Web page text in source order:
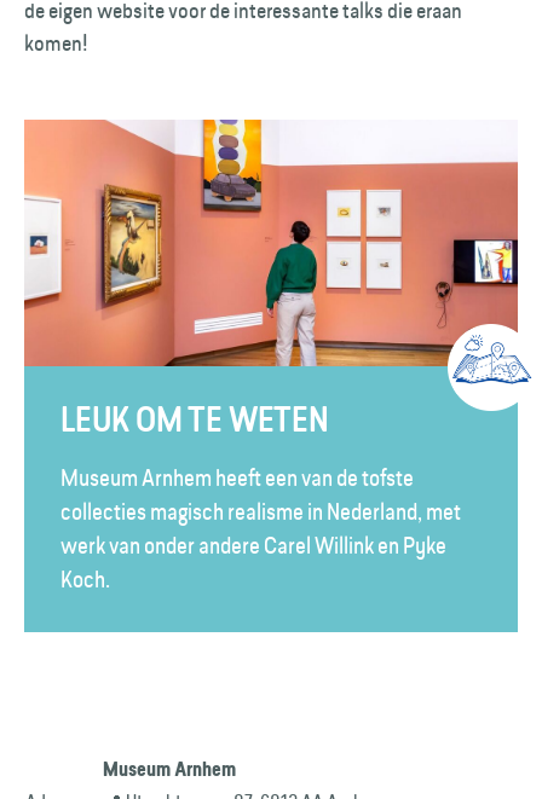
de eigen website voor de interessante talks die eraan
komen!
LEUK OM TE WETEN
Museum Arnhem heeft een van de tofste
collecties magisch realisme in Nederland, met
werk van onder andere Carel Willink en Pyke
Koch.
Museum Arnhem